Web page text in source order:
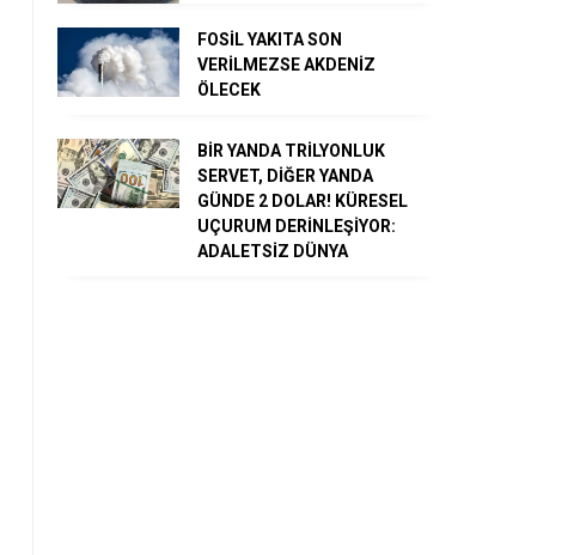
FOSİL YAKITA SON
VERİLMEZSE AKDENİZ
ÖLECEK
BİR YANDA TRİLYONLUK
SERVET, DİĞER YANDA
GÜNDE 2 DOLAR! KÜRESEL
UÇURUM DERİNLEŞİYOR:
ADALETSİZ DÜNYA